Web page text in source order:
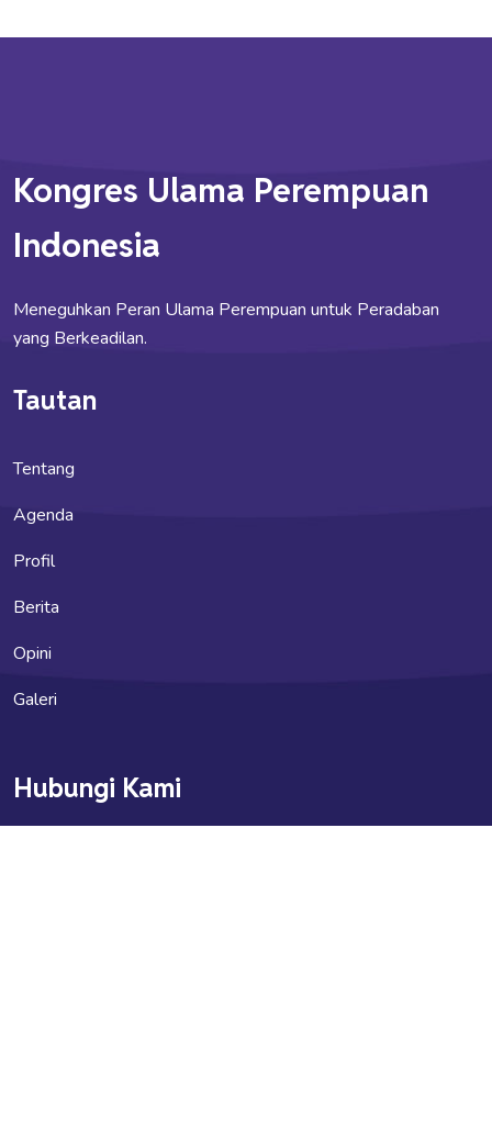
Kongres Ulama Perempuan
Indonesia
Meneguhkan Peran Ulama Perempuan untuk Peradaban
yang Berkeadilan.
Tautan
Tentang
Agenda
Profil
Berita
Opini
Galeri
Hubungi Kami